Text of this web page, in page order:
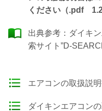
ください（.pdf
出典参考： ダイキ
索サイト”D-
エアコンの取扱説
ダイキンエアコン